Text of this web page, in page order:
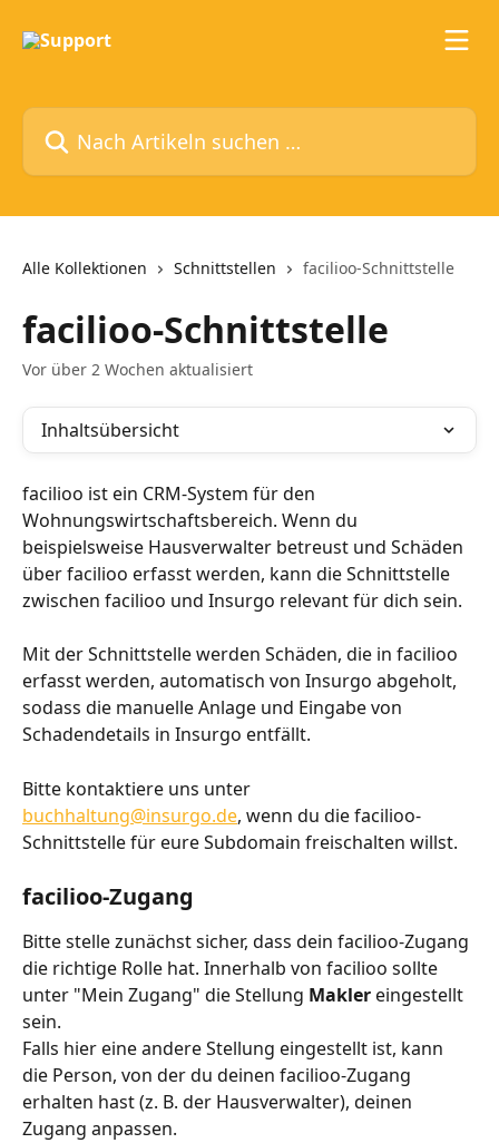
Nach Artikeln suchen …
Alle Kollektionen Schnittstellen facilioo-Schnittstelle
facilioo-Schnittstelle
Vor über 2 Wochen aktualisiert
Inhaltsübersicht
facilioo ist ein CRM-System für den
Wohnungswirtschaftsbereich. Wenn du
beispielsweise Hausverwalter betreust und Schäden
über facilioo erfasst werden, kann die Schnittstelle
zwischen facilioo und Insurgo relevant für dich sein.
Mit der Schnittstelle werden Schäden, die in facilioo
erfasst werden, automatisch von Insurgo abgeholt,
sodass die manuelle Anlage und Eingabe von
Schadendetails in Insurgo entfällt.
Bitte kontaktiere uns unter
buchhaltung@insurgo.de, wenn du die facilioo-
Schnittstelle für eure Subdomain freischalten willst.
facilioo-Zugang
Bitte stelle zunächst sicher, dass dein facilioo-Zugang
die richtige Rolle hat. Innerhalb von facilioo sollte
unter "Mein Zugang" die Stellung Makler eingestellt
sein.
Falls hier eine andere Stellung eingestellt ist, kann
die Person, von der du deinen facilioo-Zugang
erhalten hast (z. B. der Hausverwalter), deinen
Zugang anpassen.